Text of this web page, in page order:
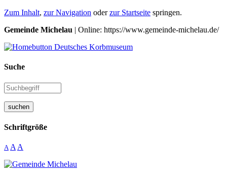
Zum Inhalt, zur Navigation oderzur Startseite springen.
Gemeinde Michelau | Online: https://www.gemeinde-michelau.de/
Suche
suchen
Schriftgröße
A A A